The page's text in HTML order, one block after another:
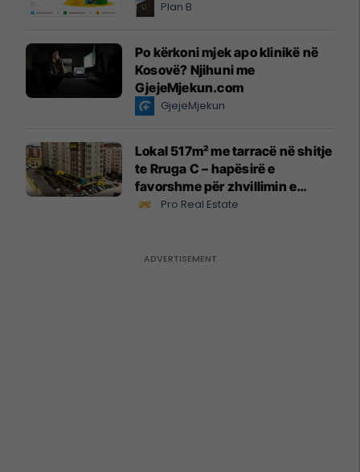
Plan B
Po kërkoni mjek apo klinikë në
Kosovë? Njihuni me
GjejeMjekun.com
GjejeMjekun
Lokal 517m² me tarracë në shitje
te Rruga C – hapësirë e
favorshme për zhvillimin e
biznesit #15796
Pro Real Estate